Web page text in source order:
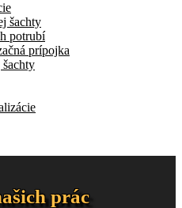
šachty
potrubí
prípojka
prác